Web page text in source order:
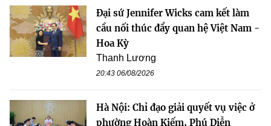
Đại sứ Jennifer Wicks cam kết làm
cầu nối thúc đẩy quan hệ Việt Nam -
Hoa Kỳ
Thanh Lương
20:43 06/08/2026
Hà Nội: Chỉ đạo giải quyết vụ việc ở
phường Hoàn Kiếm, Phú Diễn